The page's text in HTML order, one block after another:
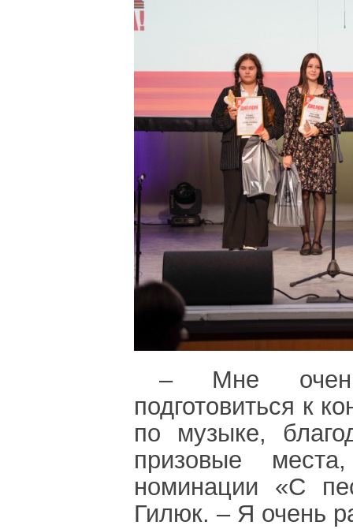
– Мне
подготовиться к
по музыке,
призовые
номинации «С
Гилюк. – Я очень